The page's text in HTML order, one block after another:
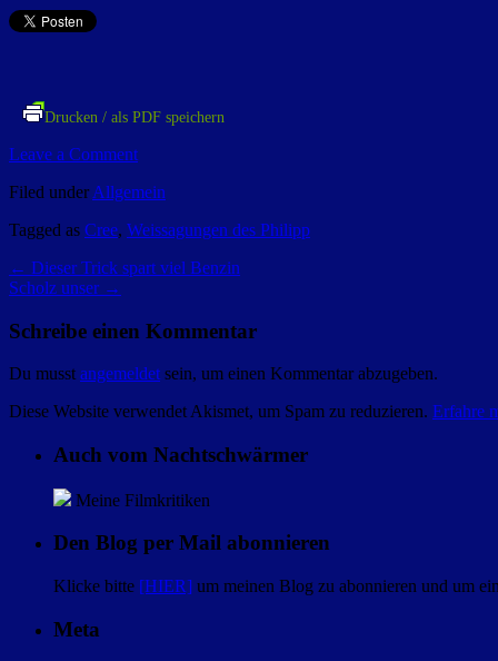
Drucken / als PDF speichern
Leave a Comment
Filed under Allgemein
Tagged as Cree, Weissagungen des Philipp
← Dieser Trick spart viel Benzin
Scholz unser →
Schreibe einen Kommentar
Du musst angemeldet sein, um einen Kommentar abzugeben.
Diese Website verwendet Akismet, um Spam zu reduzieren. Erfahre
Auch vom Nachtschwärmer
Meine Filmkritiken
Den Blog per Mail abonnieren
Klicke bitte [HIER] um meinen Blog zu abonnieren und um
Meta